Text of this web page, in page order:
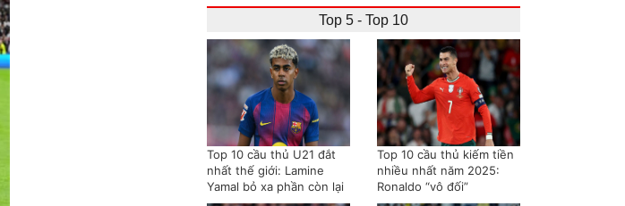
Top 5 - Top 10
Top 10 cầu thủ U21 đắt
nhất thế giới: Lamine
Yamal bỏ xa phần còn lại
Top 10 cầu thủ kiếm tiền
nhiều nhất năm 2025:
Ronaldo “vô đối”